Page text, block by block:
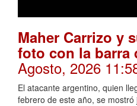
Maher Carrizo y
foto con la barra
Agosto, 2026
El atacante argentino, quien
febrero de este año, se